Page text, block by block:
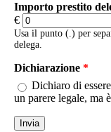
Importo prestito
€
Usa il punto (.) per
delega.
Dichiarazione *
Dichiaro di
un parere legale, ma